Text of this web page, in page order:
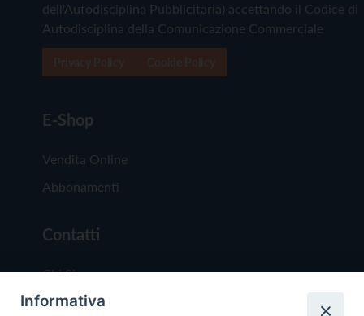
dell'Autodisciplina Pubblicitaria) accettando il Codice di
Autodisciplina della Comunicazione Commerciale
E-Shop
Vendita Online
Abbonamenti
Contatti
Chi Siamo
Redazione
Informativa